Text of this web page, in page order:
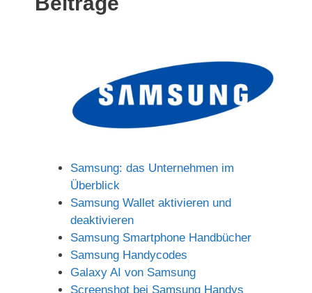
Samsung: das Unternehmen im
Überblick
Samsung Wallet aktivieren und
deaktivieren
Samsung Smartphone Handbücher
Samsung Handycodes
Galaxy AI von Samsung
Screenshot bei Samsung Handys